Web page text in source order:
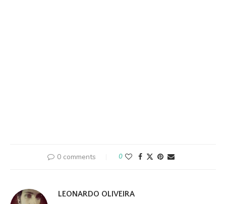
0 comments 0
LEONARDO OLIVEIRA